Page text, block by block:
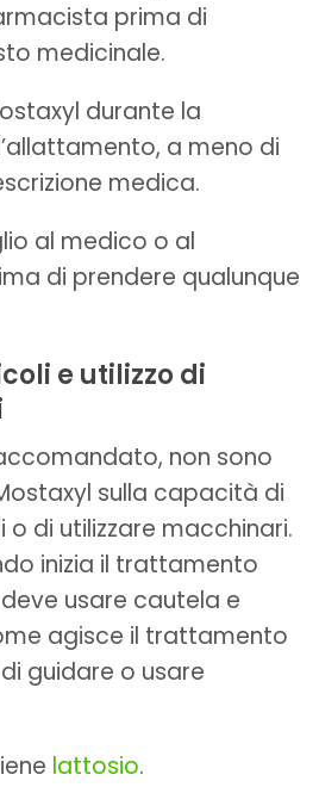
prima di
medicinale.
durante la
a meno di
medica.
al medico o al
di prendere qualunque
e utilizzo di
non sono
sulla capacità di
o di utilizzare macchinari.
inizia il trattamento
usare cautela e
agisce il trattamento
guidare o usare
lattosio.